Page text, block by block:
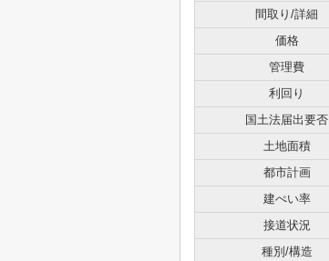
間取り/詳細
価格
管理費
利回り
国土法届出要否
土地面積
都市計画
建ぺい率
接道状況
種別/構造